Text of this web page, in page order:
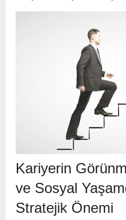
Kariyerin
ve Sosyal
Stratejik Önemi